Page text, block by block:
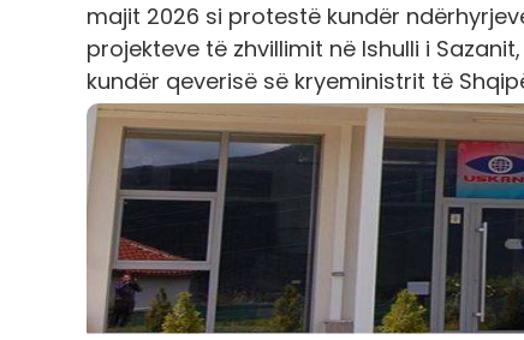
majit 2026 si protestë kundër
projekteve të zhvillimit në Ishulli i
kundër qeverisë së kryeministrit të